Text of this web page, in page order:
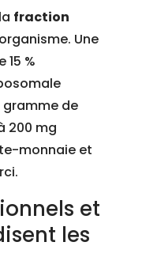
fraction
Une
%
gramme de
200 mg
monnaie et
et
les